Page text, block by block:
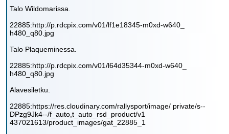
Talo Wildomarissa.
22885:http://p.rdcpix.com/v01/lf1e18345-m0xd-w640_
h480_q80.jpg
Talo Plaqueminessa.
22885:http://p.rdcpix.com/v01/l64d35344-m0xd-w640_
h480_q80.jpg
Alavesiletku.
22885:https://res.cloudinary.com/rallysport/image/ private/s--
DPzg9Jk4--/f_auto,t_auto_rsd_product/v1
437021613/product_images/gat_22885_1